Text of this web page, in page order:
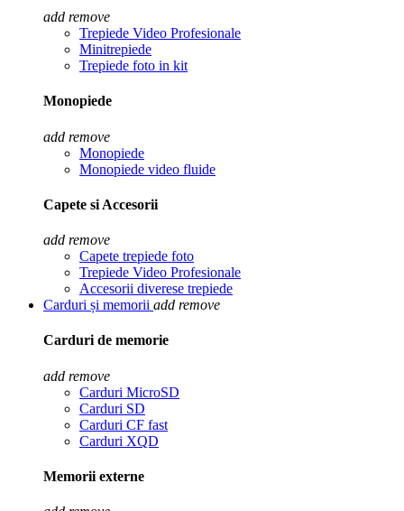
add remove
Trepiede Video Profesionale
Minitrepiede
Trepiede foto in kit
Monopiede
add remove
Monopiede
Monopiede video fluide
Capete si Accesorii
add remove
Capete trepiede foto
Trepiede Video Profesionale
Accesorii diverese trepiede
Carduri și memorii add remove
Carduri de memorie
add remove
Carduri MicroSD
Carduri SD
Carduri CF fast
Carduri XQD
Memorii externe